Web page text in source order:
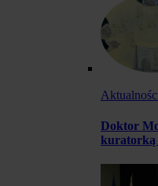
Doktor
kuratorką